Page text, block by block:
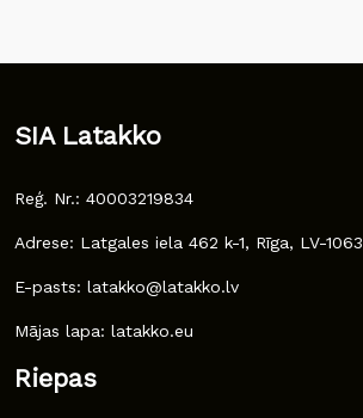
SIA Latakko
Reģ. Nr.: 40003219834
Adrese: Latgales iela 462 k-1, Rīga, LV-1063
E-pasts: latakko@latakko.lv
Mājas lapa: latakko.eu
Riepas